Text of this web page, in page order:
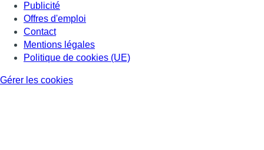
Publicité
Offres d'emploi
Contact
Mentions légales
Politique de cookies (UE)
Gérer les cookies